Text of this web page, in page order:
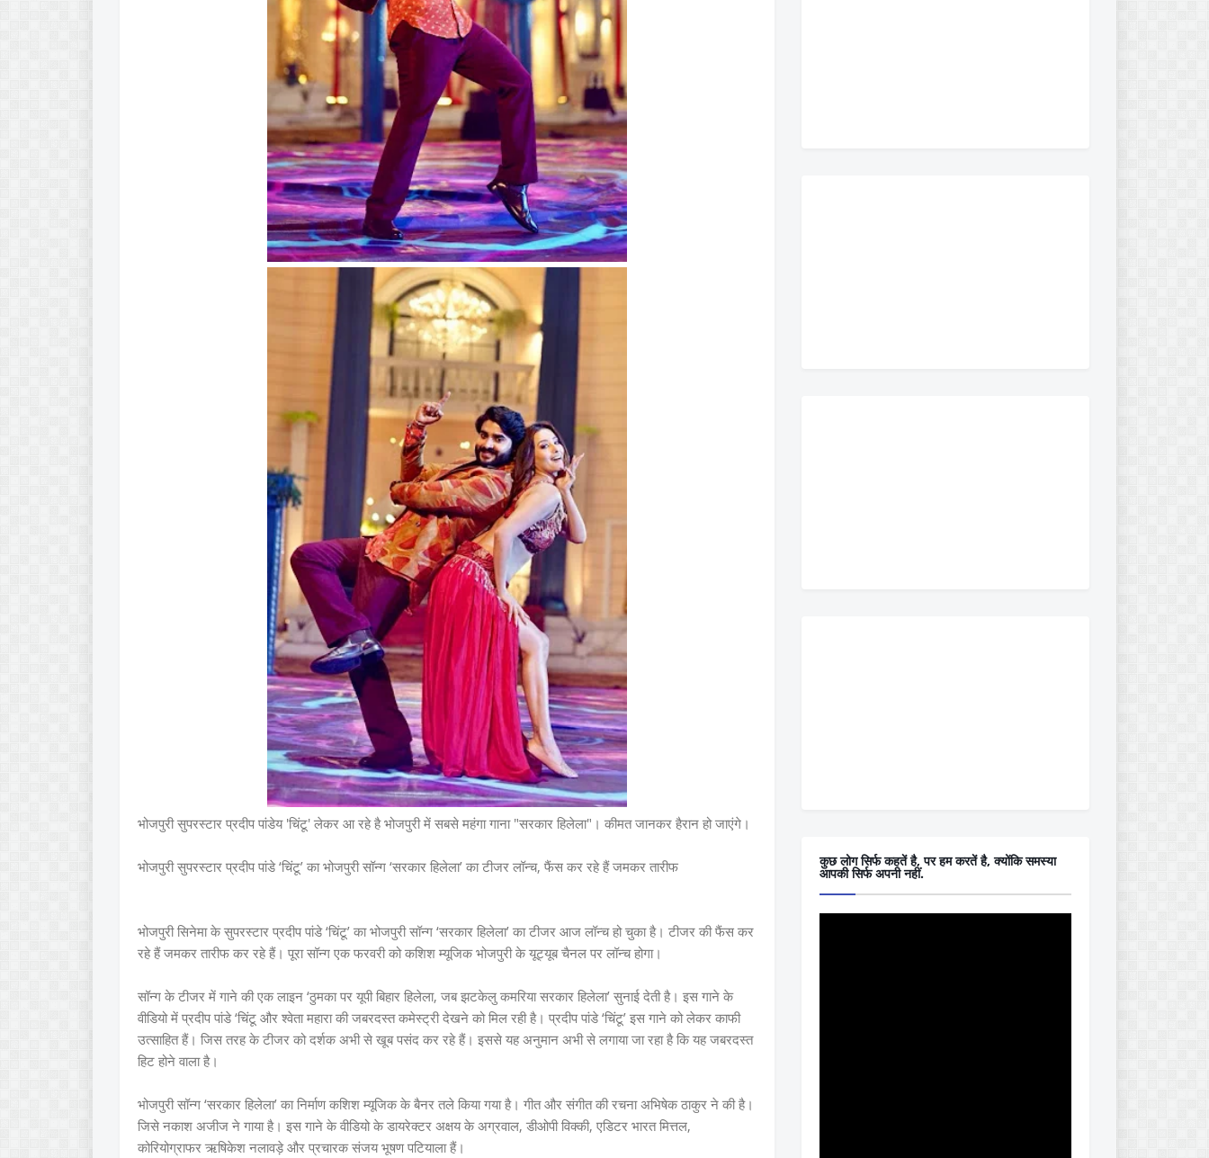
भोजपुरी सुपरस्टार प्रदीप पांडेय 'चिंटू' लेकर आ रहे है भोजपुरी में सबसे महंगा गाना "सरकार हिलेला"। कीमत जानकर हैरान हो जाएंगे।
भोजपुरी सुपरस्टार प्रदीप पांडे ‘चिंटू’ का भोजपुरी सॉन्ग ‘सरकार हिलेला’ का टीजर लॉन्च, फैंस कर रहे हैं जमकर तारीफ
भोजपुरी सिनेमा के सुपरस्टार प्रदीप पांडे ‘चिंटू’ का भोजपुरी सॉन्ग ‘सरकार हिलेला’ का टीजर आज लॉन्च हो चुका है। टीजर की फैंस कर
रहे हैं जमकर तारीफ कर रहे हैं। पूरा सॉन्ग एक फरवरी को कशिश म्यूजिक भोजपुरी के यूट्यूब चैनल पर लॉन्च होगा।
सॉन्ग के टीजर में गाने की एक लाइन ‘ठुमका पर यूपी बिहार हिलेला, जब झटकेलु कमरिया सरकार हिलेला’ सुनाई देती है। इस गाने के
वीडियो में प्रदीप पांडे ‘चिंटू और श्वेता महारा की जबरदस्त कमेस्ट्री देखने को मिल रही है। प्रदीप पांडे ‘चिंटू’ इस गाने को लेकर काफी
उत्साहित हैं। जिस तरह के टीजर को दर्शक अभी से खूब पसंद कर रहे हैं। इससे यह अनुमान अभी से लगाया जा रहा है कि यह जबरदस्त
हिट होने वाला है।
भोजपुरी सॉन्ग ‘सरकार हिलेला’ का निर्माण कशिश म्यूजिक के बैनर तले किया गया है। गीत और संगीत की रचना अभिषेक ठाकुर ने की है।
जिसे नकाश अजीज ने गाया है। इस गाने के वीडियो के डायरेक्टर अक्षय के अग्रवाल, डीओपी विक्की, एडिटर भारत मित्तल,
कोरियोग्राफर ऋषिकेश नलावड़े और प्रचारक संजय भूषण पटियाला हैं।
कुछ लोग सिर्फ कहतें है, पर हम करतें है, क्योंकि समस्या
आपकी सिर्फ अपनी नहीं.